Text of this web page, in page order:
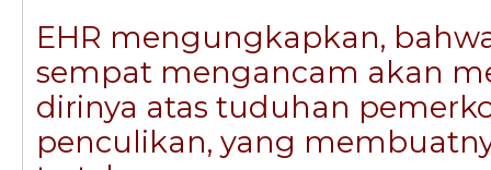
EHR mengungkapkan,
sempat mengancam akan
dirinya atas tuduhan
penculikan, yang